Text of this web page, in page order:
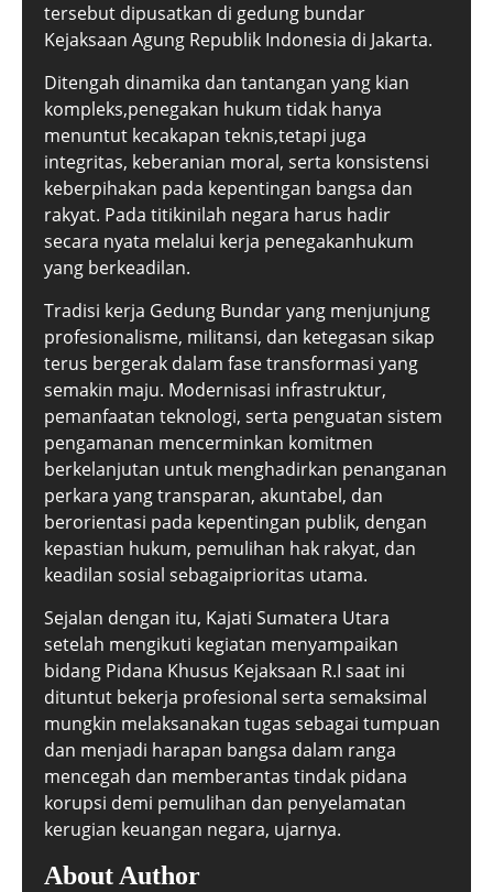
tersebut dipusatkan di gedung bundar
Kejaksaan Agung Republik Indonesia di Jakarta.
Ditengah dinamika dan tantangan yang kian
kompleks,penegakan hukum tidak hanya
menuntut kecakapan teknis,tetapi juga
integritas, keberanian moral, serta konsistensi
keberpihakan pada kepentingan bangsa dan
rakyat. Pada titikinilah negara harus hadir
secara nyata melalui kerja penegakanhukum
yang berkeadilan.
Tradisi kerja Gedung Bundar yang menjunjung
profesionalisme, militansi, dan ketegasan sikap
terus bergerak dalam fase transformasi yang
semakin maju. Modernisasi infrastruktur,
pemanfaatan teknologi, serta penguatan sistem
pengamanan mencerminkan komitmen
berkelanjutan untuk menghadirkan penanganan
perkara yang transparan, akuntabel, dan
berorientasi pada kepentingan publik, dengan
kepastian hukum, pemulihan hak rakyat, dan
keadilan sosial sebagaiprioritas utama.
Sejalan dengan itu, Kajati Sumatera Utara
setelah mengikuti kegiatan menyampaikan
bidang Pidana Khusus Kejaksaan R.I saat ini
dituntut bekerja profesional serta semaksimal
mungkin melaksanakan tugas sebagai tumpuan
dan menjadi harapan bangsa dalam ranga
mencegah dan memberantas tindak pidana
korupsi demi pemulihan dan penyelamatan
kerugian keuangan negara, ujarnya.
About Author